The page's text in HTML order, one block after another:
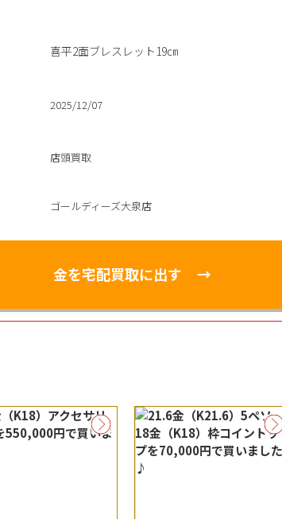
喜平2面ブレスレット19㎝
2025/12/07
店頭買取
ゴールディーズ大泉店
金を宅配買取に出す